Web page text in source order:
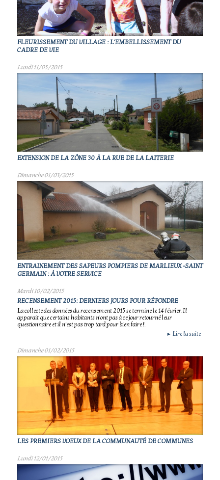
FLEURISSEMENT DU VILLAGE : L'EMBELLISSEMENT DU
CADRE DE VIE
Lundi 11/05/2015
EXTENSION DE LA ZÔNE 30 À LA RUE DE LA LAITERIE
Dimanche 01/03/2015
ENTRAINEMENT DES SAPEURS POMPIERS DE MARLIEUX -SAINT
GERMAIN : À VOTRE SERVICE
Mardi 10/02/2015
RECENSEMENT 2015: DERNIERS JOURS POUR RÉPONDRE
La collecte des données du recensement 2015 se termine le 14 février.Il
apparait que certains habitants n'ont pas à ce jour retourné leur
questionnaire et il n'est pas trop tard pour bien faire !.
► Lire la suite
Dimanche 01/02/2015
LES PREMIERS VOEUX DE LA COMMUNAUTÉ DE COMMUNES
Lundi 12/01/2015